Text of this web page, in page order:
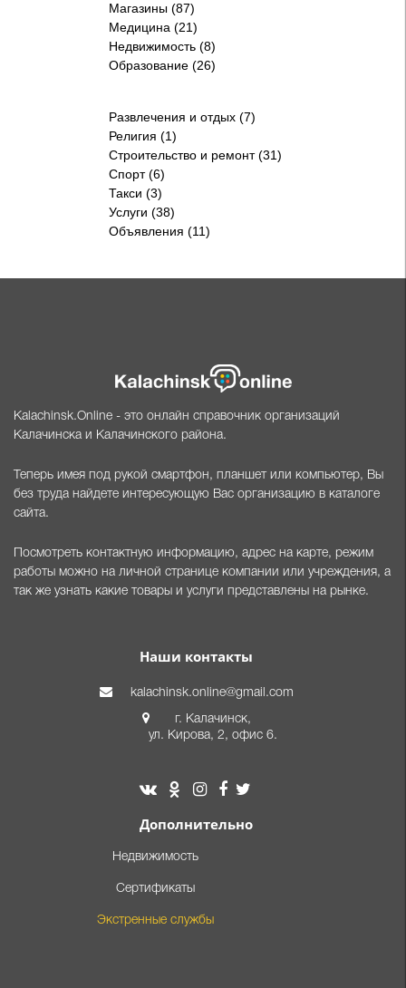
Магазины (87)
Медицина (21)
Недвижимость (8)
Образование (26)
Развлечения и отдых (7)
Религия (1)
Строительство и ремонт (31)
Спорт (6)
Такси (3)
Услуги (38)
Объявления (11)
Kalachinsk.Online - это онлайн справочник организаций
Калачинска и Калачинского района.
Теперь имея под рукой смартфон, планшет или компьютер, Вы
без труда найдете интересующую Вас организацию в каталоге
сайта.
Посмотреть контактную информацию, адрес на карте, режим
работы можно на личной странице компании или учреждения, а
так же узнать какие товары и услуги представлены на рынке.
Наши контакты
kalachinsk.online@gmail.com
г. Калачинск,
ул. Кирова, 2, офис 6.
Дополнительно
Недвижимость
Сертификаты
Экстренные службы